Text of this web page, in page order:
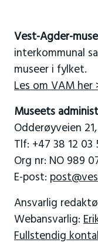
Vest-Agder-
interkommunal
museer i fylket.
Les om VAM her
Museets
Odderøyveien
Tlf: +47 38 12 03
Org nr: NO 989
E-post:
Ansvarlig
Webansvarlig:
Fullstendig